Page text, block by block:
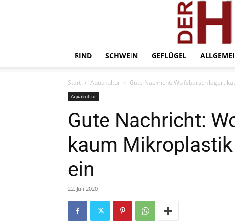
RIND SCHWEIN GEFLÜGEL
Start Aquakultur Gute Nachricht: Wolfsbarsch lagert
Aquakultur
Gute Nachricht:
kaum
ein
22. Juli 2020